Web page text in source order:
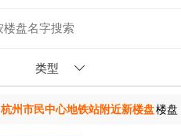
类型
杭州市民中心地铁站附近新楼盘楼盘